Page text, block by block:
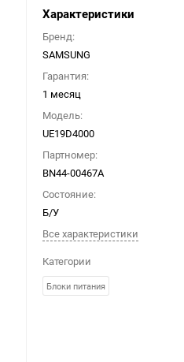
Характеристики
Бренд:
SAMSUNG
Гарантия:
1 месяц
Модель:
UE19D4000
Партномер:
BN44-00467A
Состояние:
Б/У
Все характеристики
Категории
Блоки питания